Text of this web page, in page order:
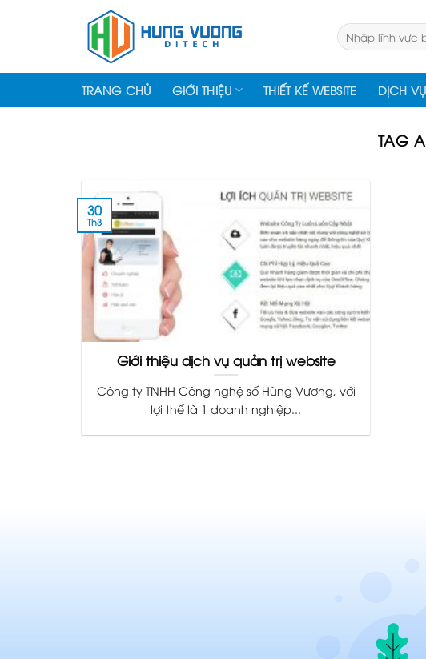
Tìm
kiếm:
TRANG CHỦ GIỚI THIỆU THIẾT KẾ WEBSITE DỊCH VỤ
TAG
Giới thiệu dịch vụ quản trị website
Công ty TNHH Công nghệ số Hùng Vương, với
lợi thế là 1 doanh nghiệp...
30
Th3